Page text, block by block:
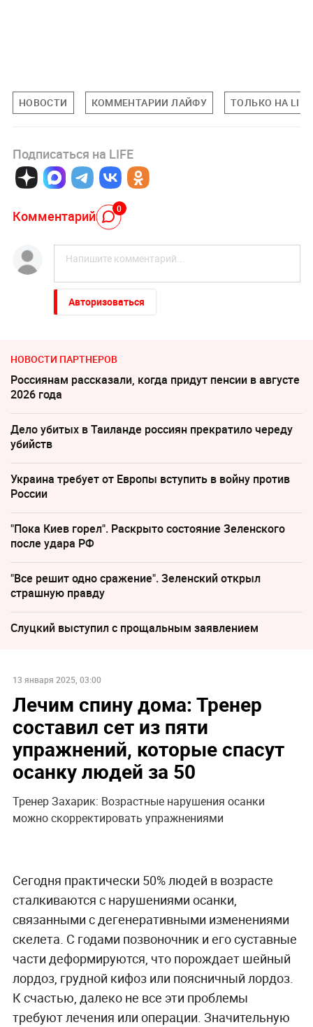
НОВОСТИ КОММЕНТАРИИ ЛАЙФУ ТОЛЬКО НА LIFE
Подписаться на LIFE
Комментарий 0
Авторизоваться
НОВОСТИ ПАРТНЕРОВ
Россиянам рассказали, когда придут пенсии в августе
2026 года
Дело убитых в Таиланде россиян прекратило череду
убийств
Украина требует от Европы вступить в войну против
России
"Пока Киев горел". Раскрыто состояние Зеленского
после удара РФ
"Все решит одно сражение". Зеленский открыл
страшную правду
Слуцкий выступил с прощальным заявлением
13 января 2025, 03:00
Лечим спину дома: Тренер
составил сет из пяти
упражнений, которые спасут
осанку людей за 50
Тренер Захарик: Возрастные нарушения осанки
можно скорректировать упражнениями
Сегодня практически 50% людей в возрасте
сталкиваются с нарушениями осанки,
связанными с дегенеративными изменениями
скелета. С годами позвоночник и его суставные
части деформируются, что порождает шейный
лордоз, грудной кифоз или поясничный лордоз.
К счастью, далеко не все эти проблемы
требуют лечения или операции. Значительную